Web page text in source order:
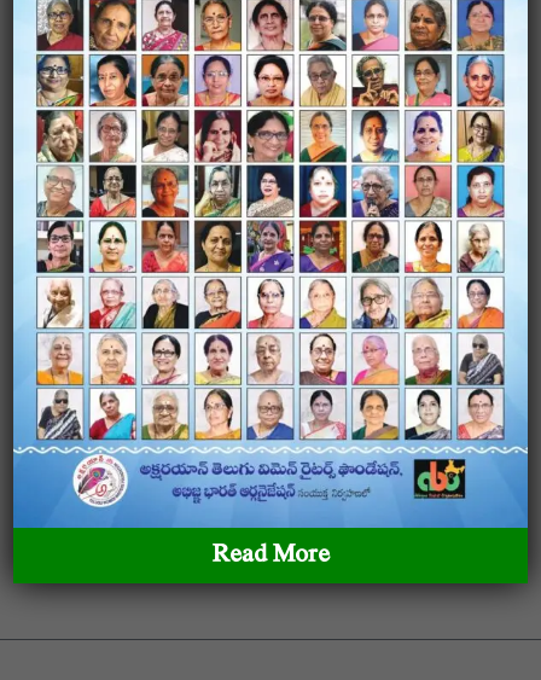
Novels
గొలుసు కట్టు నవల.
Stories
రైతన్న, కుక్క - కోడి,జంతువుల కథలు.
Translations
కథలు
Publications
పేరు - డా. మాడ పుష్పలత M.A,M.phil,Ph.D,Telugu Pandit
రచనలు 1.పెళ్లి ముచ్చట్లు 2.పెళ్లి పాటలు 3. పోలేపల్లి జాతర -
ప్రదర్శన కళలు - ప్రదర్శన కళలు 4.జోల పాటలు 5. మహబూబ్ నగర్
Read More